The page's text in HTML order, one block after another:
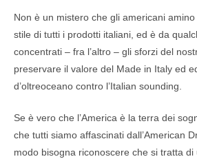
Non è un mistero che gli americani amino
stile di tutti i prodotti italiani, ed è da
concentrati – fra l’altro – gli sforzi del
preservare il valore del Made in Italy ed
d’oltreoceano contro l’Italian sounding.
Se è vero che l’America è la terra dei
che tutti siamo affascinati dall’American
modo bisogna riconoscere che si tratta